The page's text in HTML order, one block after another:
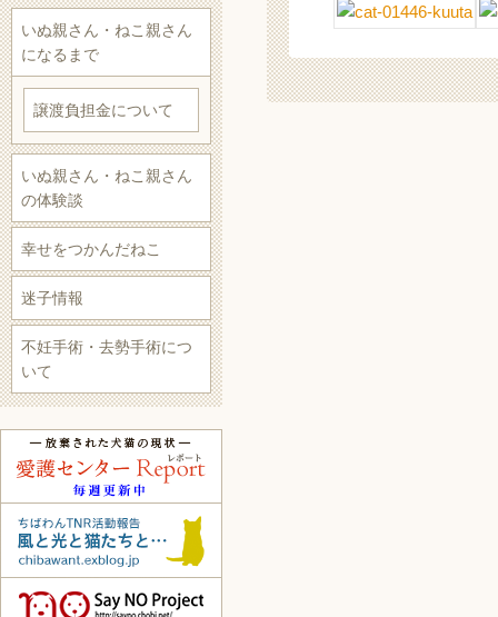
いぬ親さん・ねこ親さん
になるまで
譲渡負担金について
いぬ親さん・ねこ親さん
の体験談
幸せをつかんだねこ
迷子情報
不妊手術・去勢手術につ
いて